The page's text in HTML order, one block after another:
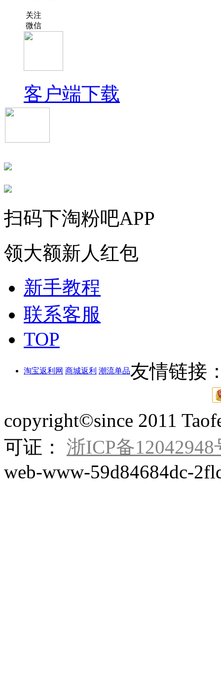
关注
微信
客户端下载
扫码下淘粉吧APP
领大额新人红包
新手教程
联系客服
TOP
友情链接
淘宝返利网 商城返利 潮流单品
copyright©since 2011
可证： 浙ICP备
web-www-59d84684dc-